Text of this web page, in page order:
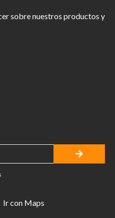
sobre nuestros productos y
Ir con Maps